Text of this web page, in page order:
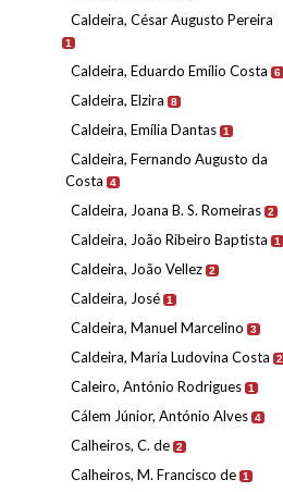
Caldeira, César Augusto Pereira
1
Caldeira, Eduardo Emílio Costa 6
Caldeira, Elzira 8
Caldeira, Emília Dantas 1
Caldeira, Fernando Augusto da
Costa
4
Caldeira, Joana B. S. Romeiras 2
Caldeira, João Ribeiro Baptista 1
Caldeira, João Vellez 2
Caldeira, José 1
Caldeira, Manuel Marcelino 3
Caldeira, Maria Ludovina Costa 2
Caleiro, António Rodrigues 1
Cálem Júnior, António Alves 4
Calheiros, C. de 2
Calheiros, M. Francisco de 1